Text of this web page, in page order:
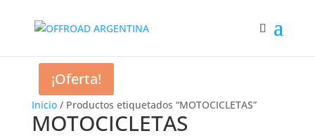
Inicio/ Productos etiquetados “MOTOCICLETAS”
MOTOCICLETAS
¡Oferta!